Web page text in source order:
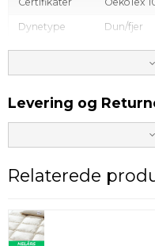
Dynetype Dun/fjer
Vask & pleje Op til 60
Leveringstid 1- 3 dage
Årstid Lun /
Levering og
Relaterede